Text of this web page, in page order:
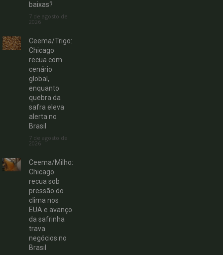
baixas?
7 de agosto de
2026
Ceema/Trigo:
Chicago
recua com
cenário
global,
enquanto
quebra da
safra eleva
alerta no
Brasil
7 de agosto de
2026
Ceema/Milho:
Chicago
recua sob
pressão do
clima nos
EUA e avanço
da safrinha
trava
negócios no
Brasil